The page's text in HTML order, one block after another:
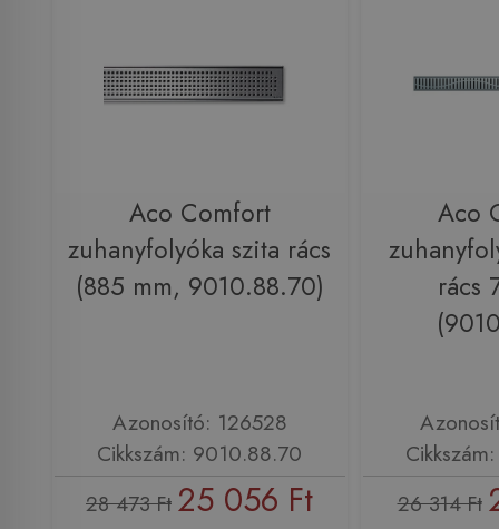
Aco Comfort
zuhanyfolyóka szita rács
(885 mm, 9010.88.70)
Azonosító: 126528
Cikkszám: 9010.88.70
28 473 Ft 25 056 Ft
Aco
rács
26 314 Ft